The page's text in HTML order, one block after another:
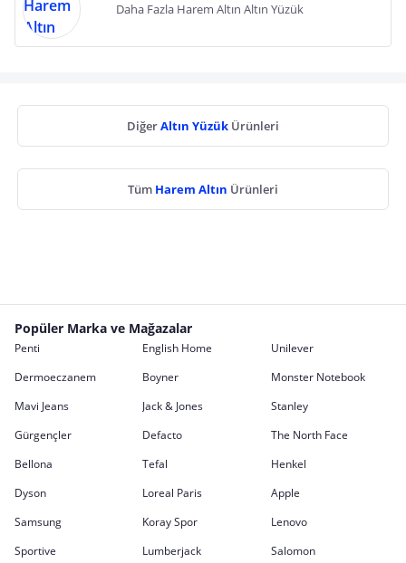
Daha Fazla Harem Altın Altın Yüzük
DiğerAltın Yüzük Ürünleri
Tüm Harem Altın Ürünleri
Popüler Marka ve Mağazalar
Penti English Home
Unilever
Dermoeczanem
Boyner
Monster Notebook
Mavi Jeans
Jack & Jones
Stanley
Gürgençler
Defacto
The North Face
Bellona
Tefal
Henkel
Dyson
Loreal Paris
Apple
Samsung
Koray Spor
Lenovo
Sportive
Lumberjack Salomon